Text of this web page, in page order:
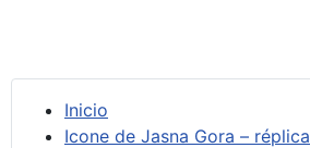
Inicio
Icone de Jasna Gora – réplica